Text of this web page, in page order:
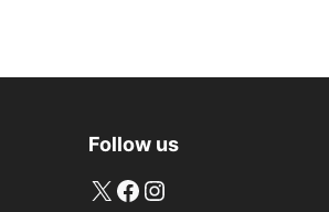
Follow us
X Facebook
Instagram